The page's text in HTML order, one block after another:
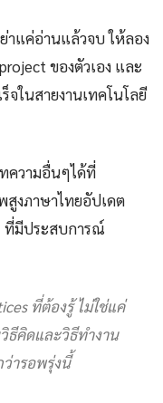
าแค่อ่านแล้วจบ ให้ลอง
ของตัวเอง และ
ในสายงานเทคโนโลยี
ความอื่นๆได้ที่
งภาษาไทยอัปเดต
ที่มีประสบการณ์
ที่ต้องรู้ ไม่ใช่แค่
ธีคิดและวิธีทำงาน
ารอพรุ่งนี้